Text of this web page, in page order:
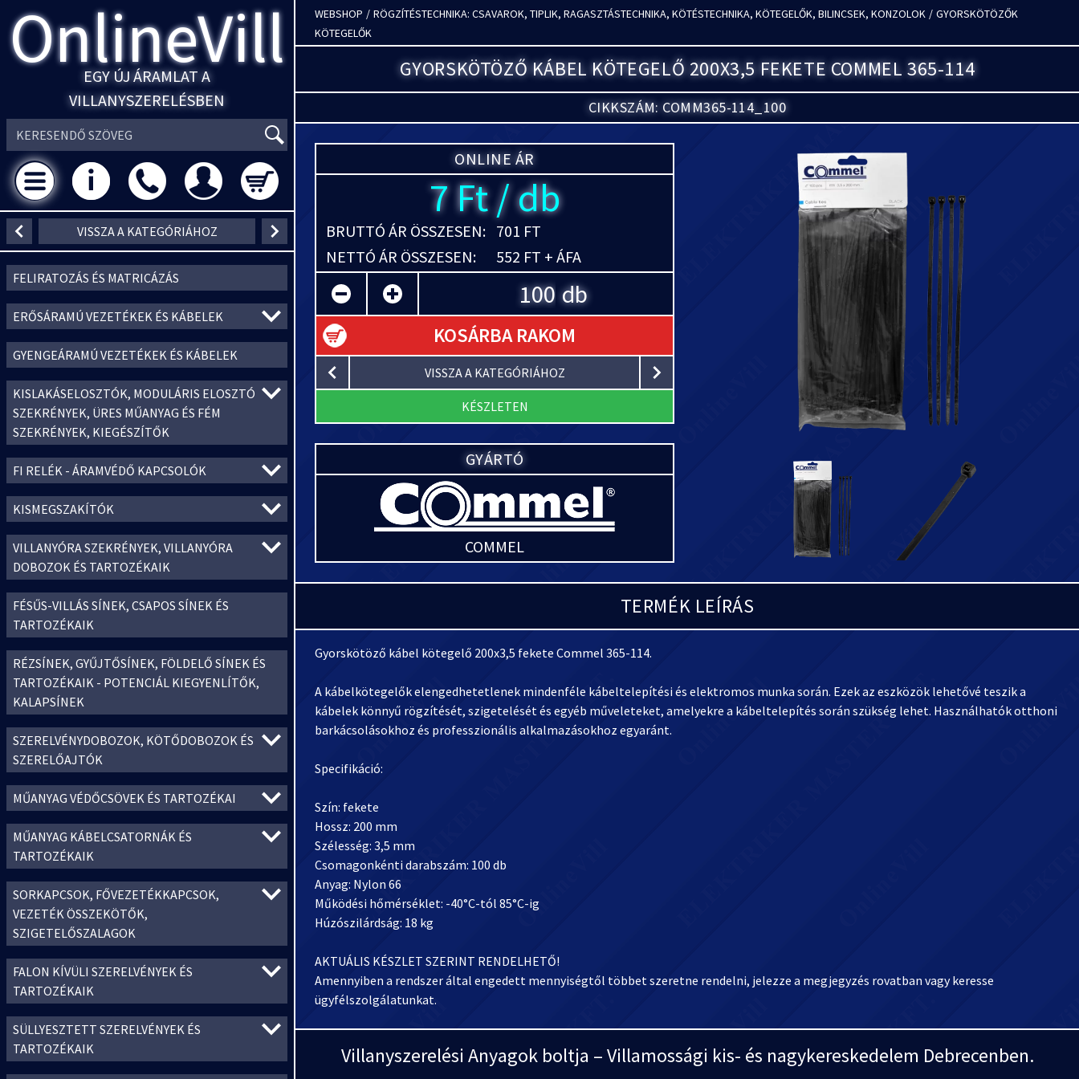
OnlineVill
EGY ÚJ ÁRAMLAT A
VILLANYSZERELÉSBEN
VISSZA A KATEGÓRIÁHOZ
FELIRATOZÁS ÉS MATRICÁZÁS
ERŐSÁRAMÚ VEZETÉKEK ÉS KÁBELEK
GYENGEÁRAMÚ VEZETÉKEK ÉS KÁBELEK
KISLAKÁSELOSZTÓK, MODULÁRIS ELOSZTÓ
SZEKRÉNYEK, ÜRES MŰANYAG ÉS FÉM
SZEKRÉNYEK, KIEGÉSZÍTŐK
FI RELÉK - ÁRAMVÉDŐ KAPCSOLÓK
KISMEGSZAKÍTÓK
VILLANYÓRA SZEKRÉNYEK, VILLANYÓRA
DOBOZOK ÉS TARTOZÉKAIK
FÉSŰS-VILLÁS SÍNEK, CSAPOS SÍNEK ÉS
TARTOZÉKAIK
RÉZSÍNEK, GYŰJTŐSÍNEK, FÖLDELŐ SÍNEK ÉS
TARTOZÉKAIK - POTENCIÁL KIEGYENLÍTŐK,
KALAPSÍNEK
SZERELVÉNYDOBOZOK, KÖTŐDOBOZOK ÉS
SZERELŐAJTÓK
MŰANYAG VÉDŐCSÖVEK ÉS TARTOZÉKAI
MŰANYAG KÁBELCSATORNÁK ÉS
TARTOZÉKAIK
SORKAPCSOK, FŐVEZETÉKKAPCSOK,
VEZETÉK ÖSSZEKÖTŐK,
SZIGETELŐSZALAGOK
FALON KÍVÜLI SZERELVÉNYEK ÉS
TARTOZÉKAIK
SÜLLYESZTETT SZERELVÉNYEK ÉS
TARTOZÉKAIK
WEBSHOP / RÖGZÍTÉSTECHNIKA: CSAVAROK, TIPLIK, RAGASZTÁSTECHNIKA, KÖTÉSTECHNIKA, KÖTEGELŐK, BILINCSEK, KONZOLOK / GYORSKÖTÖZŐK
KÖTEGELŐK
GYORSKÖTÖZŐ KÁBEL KÖTEGELŐ 200X3,5 FEKETE COMMEL 365-114
CIKKSZÁM: COMM365-114_100
ONLINE ÁR
7 Ft / db
BRUTTÓ ÁR ÖSSZESEN: 701 FT
NETTÓ ÁR ÖSSZESEN:
552 FT + ÁFA
db
KOSÁRBA RAKOM
VISSZA A KATEGÓRIÁHOZ
KÉSZLETEN
GYÁRTÓ
COMMEL
TERMÉK LEÍRÁS
Gyorskötöző kábel kötegelő 200x3,5 fekete Commel 365-114.
A kábelkötegelők elengedhetetlenek mindenféle kábeltelepítési és elektromos munka során. Ezek az eszközök lehetővé teszik a
kábelek könnyű rögzítését, szigetelését és egyéb műveleteket, amelyekre a kábeltelepítés során szükség lehet. Használhatók otthoni
barkácsolásokhoz és professzionális alkalmazásokhoz egyaránt.
Specifikáció:
Szín: fekete
Hossz: 200 mm
Szélesség: 3,5 mm
Csomagonkénti darabszám: 100 db
Anyag: Nylon 66
Működési hőmérséklet: -40°C-tól 85°C-ig
Húzószilárdság: 18 kg
AKTUÁLIS KÉSZLET SZERINT RENDELHETŐ!
Amennyiben a rendszer által engedett mennyiségtől többet szeretne rendelni, jelezze a megjegyzés rovatban vagy keresse
ügyfélszolgálatunkat.
Villanyszerelési Anyagok boltja – Villamossági kis- és nagykereskedelem Debrecenben.